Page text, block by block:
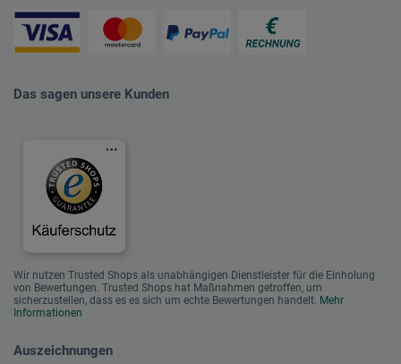
Das sagen unsere Kunden
Wir nutzen Trusted Shops als unabhängigen Dienstleister für die Einholung
von Bewertungen. Trusted Shops hat Maßnahmen getroffen, um
sicherzustellen, dass es es sich um echte Bewertungen handelt. Mehr
Informationen
Auszeichnungen